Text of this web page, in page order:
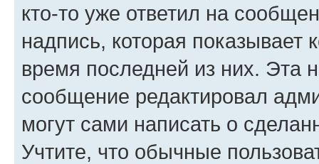
кто-то уже ответил на
надпись, которая показывает
время последней из них. Эта
сообщение редактировал
могут сами написать о
Учтите, что обычные